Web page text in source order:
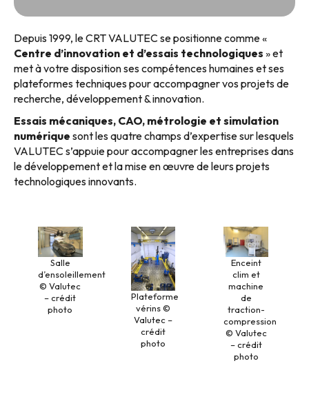
Depuis 1999, le CRT VALUTEC se positionne comme «
Centre d’innovation et d’essais technologiques » et
met à votre disposition ses compétences humaines et ses
plateformes techniques pour accompagner vos projets de
recherche, développement & innovation.
Essais mécaniques, CAO, métrologie et simulation
numérique sont les quatre champs d’expertise sur lesquels
VALUTEC s’appuie pour accompagner les entreprises dans
le développement et la mise en œuvre de leurs projets
technologiques innovants.
Salle
d’ensoleillement
© Valutec
– crédit
photo
Plateforme
vérins ©
Valutec –
crédit
photo
Enceint
clim et
machine
de
traction-
compression
© Valutec
– crédit
photo